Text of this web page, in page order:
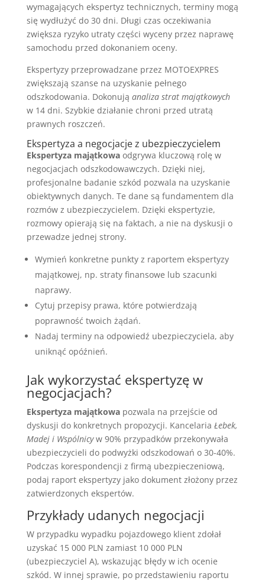
wymagających ekspertyz technicznych, terminy mogą
się wydłużyć do 30 dni. Długi czas oczekiwania
zwiększa ryzyko utraty części wyceny przez naprawę
samochodu przed dokonaniem oceny.
Ekspertyzy przeprowadzane przez MOTOEXPRES
zwiększają szanse na uzyskanie pełnego
odszkodowania. Dokonują analiza strat majątkowych
w 14 dni. Szybkie działanie chroni przed utratą
prawnych roszczeń.
Ekspertyza a negocjacje z ubezpieczycielem
Ekspertyza majątkowaodgrywa kluczową rolę w
negocjacjach odszkodowawczych. Dzięki niej,
profesjonalne badanie szkód pozwala na uzyskanie
obiektywnych danych. Te dane są fundamentem dla
rozmów z ubezpieczycielem. Dzięki ekspertyzie,
rozmowy opierają się na faktach, a nie na dyskusji o
przewadze jednej strony.
Wymień konkretne punkty z raportem ekspertyzy
majątkowej, np. straty finansowe lub szacunki
naprawy.
Cytuj przepisy prawa, które potwierdzają
poprawność twoich żądań.
Nadaj terminy na odpowiedź ubezpieczyciela, aby
uniknąć opóźnień.
Jak wykorzystać ekspertyzę w
negocjacjach?
Ekspertyza majątkowapozwala na przejście od
dyskusji do konkretnych propozycji. Kancelaria Łebek,
Madej i Wspólnicyw 90% przypadków przekonywała
ubezpieczycieli do podwyżki odszkodowań o 30-40%.
Podczas korespondencji z firmą ubezpieczeniową,
podaj raport ekspertyzy jako dokument złożony przez
zatwierdzonych ekspertów.
Przykłady udanych negocjacji
W przypadku wypadku pojazdowego klient zdołał
uzyskać 15 000 PLN zamiast 10 000 PLN
(ubezpieczyciel A), wskazując błędy w ich ocenie
szkód. W innej sprawie, po przedstawieniu raportu